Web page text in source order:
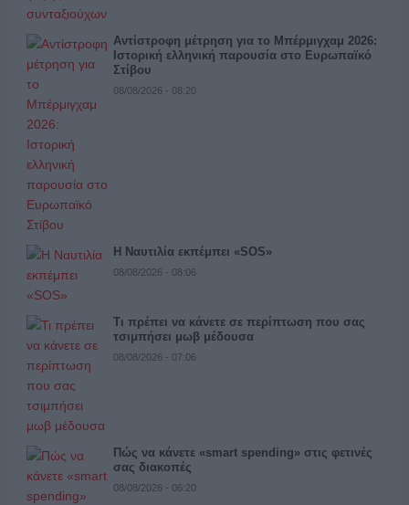
Αντίστροφη μέτρηση για το Μπέρμιγχαμ 2026:
Ιστορική ελληνική παρουσία στο Ευρωπαϊκό
Στίβου
08/08/2026 - 08:20
Η Ναυτιλία εκπέμπει «SOS»
08/08/2026 - 08:06
Τι πρέπει να κάνετε σε περίπτωση που σας
τσιμπήσει μωβ μέδουσα
08/08/2026 - 07:06
Πώς να κάνετε «smart spending» στις φετινές
σας διακοπές
08/08/2026 - 06:20